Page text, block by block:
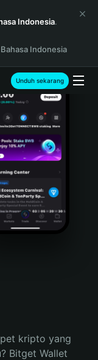
Indonesia.
Indonesia
Unduh sekarang
kripto yang
Bitget Wallet